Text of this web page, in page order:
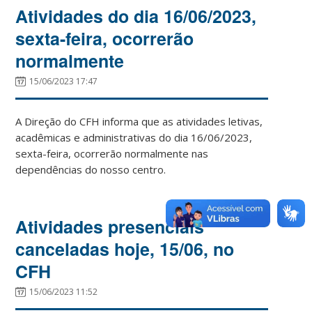
Atividades do dia 16/06/2023,
sexta-feira, ocorrerão
normalmente
15/06/2023 17:47
A Direção do CFH informa que as atividades letivas,
acadêmicas e administrativas do dia 16/06/2023,
sexta-feira, ocorrerão normalmente nas
dependências do nosso centro.
Atividades presenciais
canceladas hoje, 15/06, no
CFH
15/06/2023 11:52